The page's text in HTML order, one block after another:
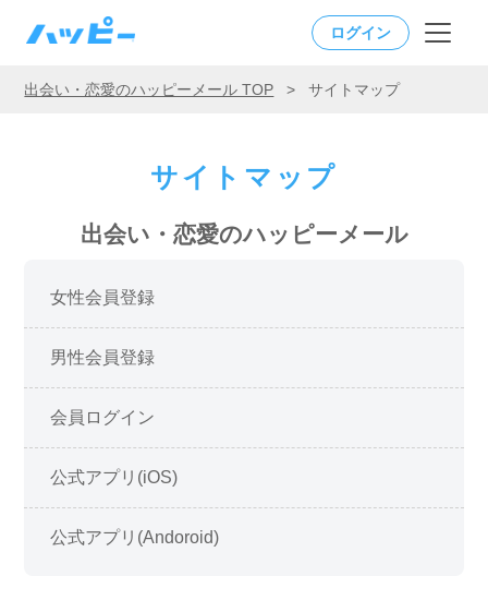
ログイン
出会い・恋愛のハッピーメール TOP > サイトマップ
サイトマップ
出会い・恋愛のハッピーメール
女性会員登録
男性会員登録
会員ログイン
公式アプリ(iOS)
公式アプリ(Andoroid)